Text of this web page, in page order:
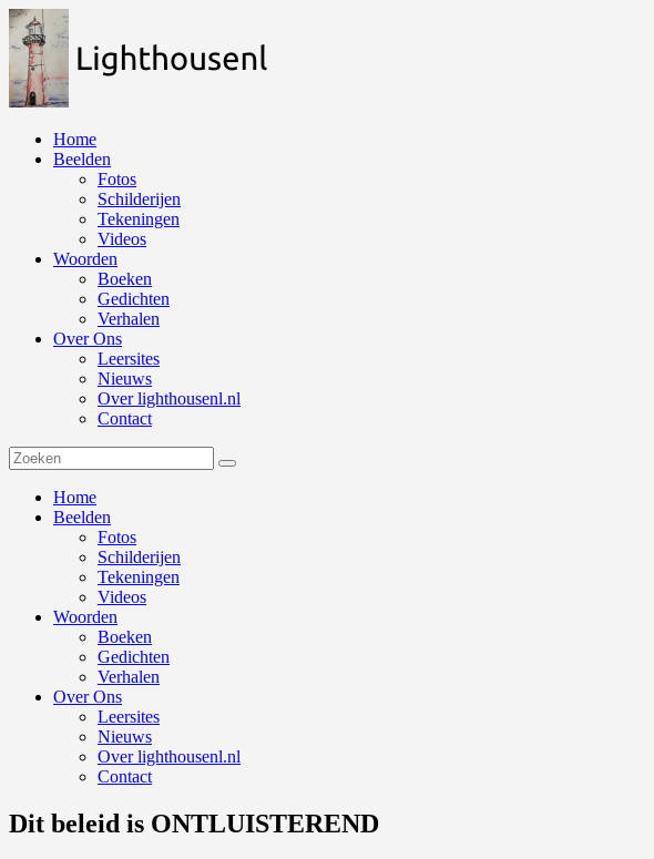
Naar
de
inhoud
springen
Home
Beelden
Fotos
Schilderijen
Tekeningen
Videos
Woorden
Boeken
Gedichten
Verhalen
Over Ons
Leersites
Nieuws
Over lighthousenl.nl
Contact
Home
Beelden
Fotos
Schilderijen
Tekeningen
Videos
Woorden
Boeken
Gedichten
Verhalen
Over Ons
Leersites
Nieuws
Over lighthousenl.nl
Contact
Dit beleid is ONTLUISTEREND